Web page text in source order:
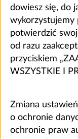
dowiesz się, do
wykorzystujemy
potwierdzić
od razu
przyciskiem
WSZYSTKIE I
Zmiana
o ochronie
ochronie praw